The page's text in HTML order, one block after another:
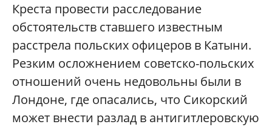
Креста провести расследование
обстоятельств ставшего известным
расстрела польских офицеров в Катыни.
Резким осложнением советско-польских
отношений очень недовольны были в
Лондоне, где опасались, что Сикорский
может внести разлад в антигитлеровскую